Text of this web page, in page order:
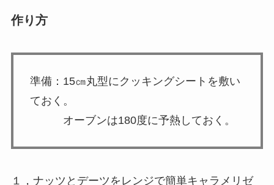
作り方
準備：15㎝丸型にクッキングシートを敷い
ておく。
オーブンは180度に予熱しておく。
１，ナッツとデーツをレンジで簡単キャラメリゼ